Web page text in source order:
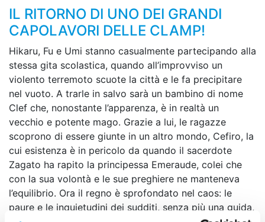
IL RITORNO DI UNO DEI GRANDI
CAPOLAVORI DELLE CLAMP!
Hikaru, Fu e Umi stanno casualmente partecipando alla
stessa gita scolastica, quando all’improvviso un
violento terremoto scuote la città e le fa precipitare
nel vuoto. A trarle in salvo sarà un bambino di nome
Clef che, nonostante l’apparenza, è in realtà un
vecchio e potente mago. Grazie a lui, le ragazze
scoprono di essere giunte in un altro mondo, Cefiro, la
cui esistenza è in pericolo da quando il sacerdote
Zagato ha rapito la principessa Emeraude, colei che
con la sua volontà e le sue preghiere ne manteneva
l’equilibrio. Ora il regno è sprofondato nel caos: le
paure e le inquietudini dei sudditi, senza più una guida,